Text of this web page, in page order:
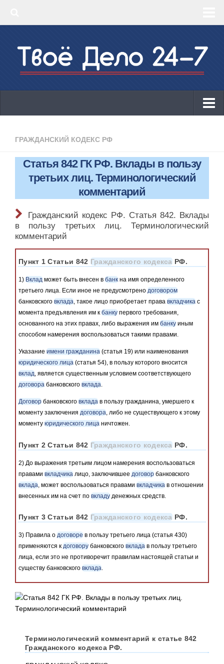
‣ КБК 2019
КБК 2019
ОКВЭД 2019
Законодательство
ГРАЖДАНСКИЙ КОДЕКС РФ
Статья 842 ГК РФ. Вклады в пользу
третьих лиц. Терминологический
комментарий
Гражданский кодекс РФ. Статья 842. Вклады
в пользу третьих лиц. Терминологический
комментарий
Пункт 1 Статьи 842 Гражданского кодекса РФ.
1) Вклад может быть внесен в банк на имя определенного
третьего лица. Если иное не предусмотрено договором
банковского вклада, такое лицо приобретает права вкладчика с
момента предъявления им к банку первого требования,
основанного на этих правах, либо выражения им банку иным
способом намерения воспользоваться такими правами.
Указание имени гражданина (статья 19) или наименования
юридического лица (статья 54), в пользу которого вносится
вклад, является существенным условием соответствующего
договора банковского вклада.
Договор банковского вклада в пользу гражданина, умершего к
моменту заключения договора, либо не существующего к этому
моменту юридического лица ничтожен.
Пункт 2 Статьи 842 Гражданского кодексаРФ.
2) До выражения третьим лицом намерения воспользоваться
правами вкладчика лицо, заключившее договор банковского
вклада , может воспользоваться правами вкладчика в отношении
внесенных им на счет по вкладу денежных средств.
Пункт 3 Статьи 842 Гражданского кодекса РФ.
3) Правила о договоре в пользу третьего лица (статья 430)
применяются к договору банковского вклада в пользу третьего
лица, если это не противоречит правилам настоящей статьи и
существу банковского вклада.
Терминологический комментарий к статье 842
Гражданского кодекса РФ.